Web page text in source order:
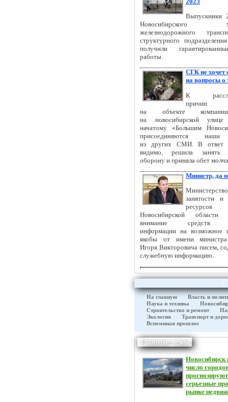
Выпускники
Новосибирского
железнодорожного
структурного
получили
работы.
СГК не хочет
на вопросы о
К
причин
на объекте
на новосибирской улице
начатому «Большим
присоединяются наши
из других СМИ. В ответ
видимо, решила занять
оборону и приняла обет
Министр, да
занятости и
ресурсов
Новосибирской области
внимание средств
информации на возможное
якобы от имени
Игоря Викторовича писем,
служебную информацию.
На главную
Власть и
Наука и техника
Строительство и ремонт
Экология
Транспорт и
Вспоминая прошлое
Главные темы
Новосибирск
число
прогнозируют
серьезные
рынке